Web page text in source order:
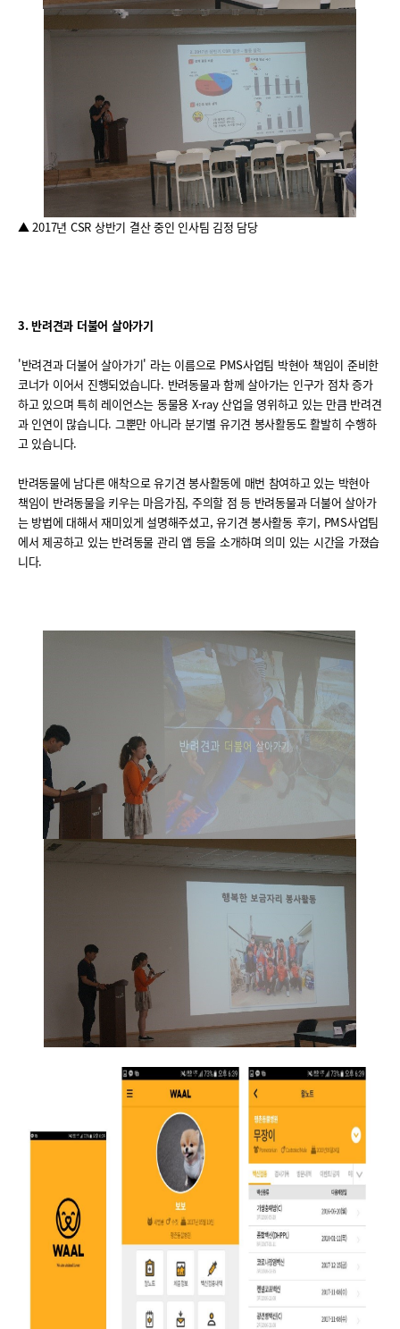
▲ 2017년 CSR 상반기 결산 중인 인사팀 김정 담당
3.반려견과 더불어 살아가기
'반려견과 더불어 살아가기' 라는 이름으로 PMS사업팀 박현아 책임이 준비한
코너가 이어서 진행되었습니다. 반려동물과 함께 살아가는 인구가 점차 증가
하고 있으며 특히 레이언스는 동물용 X-ray 산업을 영위하고 있는 만큼 반려견
과 인연이 많습니다. 그뿐만 아니라 분기별 유기견 봉사활동도 활발히 수행하
고 있습니다.
반려동물에 남다른 애착으로 유기견 봉사활동에 매번 참여하고 있는 박현아
책임이 반려동물을 키우는 마음가짐, 주의할 점 등 반려동물과 더불어 살아가
는 방법에 대해서 재미있게 설명해주셨고, 유기견 봉사활동 후기, PMS사업팀
에서 제공하고 있는 반려동물 관리 앱 등을 소개하며 의미 있는 시간을 가졌습
니다.